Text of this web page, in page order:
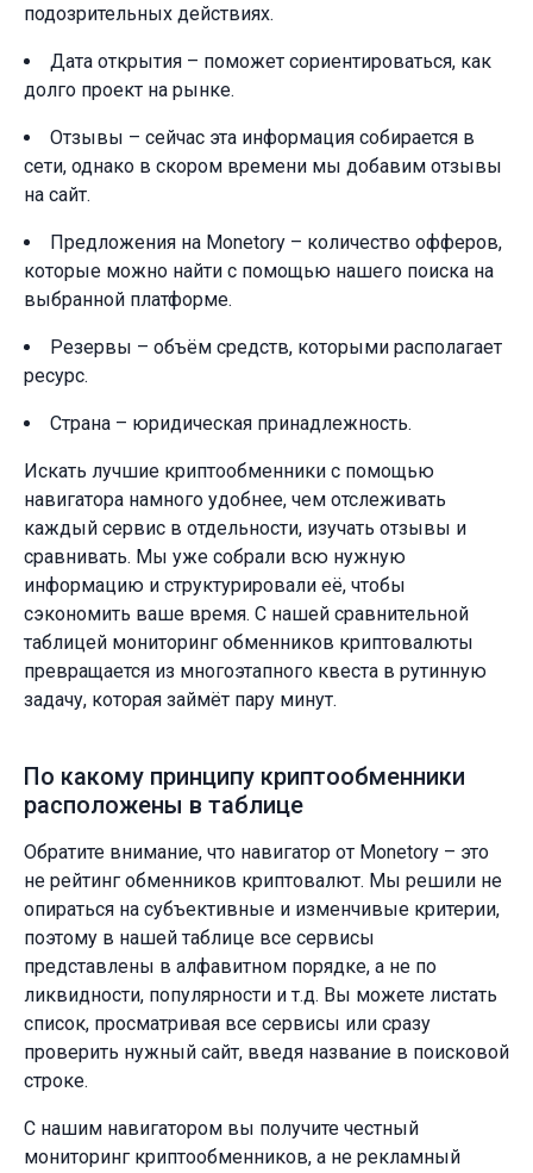
подозрительных действиях.
Дата открытия – поможет сориентироваться, как
долго проект на рынке.
Отзывы – сейчас эта информация собирается в
сети, однако в скором времени мы добавим отзывы
на сайт.
Предложения на Monetory – количество офферов,
которые можно найти с помощью нашего поиска на
выбранной платформе.
Резервы – объём средств, которыми располагает
ресурс.
Страна – юридическая принадлежность.
Искать лучшие криптообменники с помощью
навигатора намного удобнее, чем отслеживать
каждый сервис в отдельности, изучать отзывы и
сравнивать. Мы уже собрали всю нужную
информацию и структурировали её, чтобы
сэкономить ваше время. С нашей сравнительной
таблицей мониторинг обменников криптовалюты
превращается из многоэтапного квеста в рутинную
задачу, которая займёт пару минут.
По какому принципу криптообменники
расположены в таблице
Обратите внимание, что навигатор от Monetory – это
не рейтинг обменников криптовалют. Мы решили не
опираться на субъективные и изменчивые критерии,
поэтому в нашей таблице все сервисы
представлены в алфавитном порядке, а не по
ликвидности, популярности и т.д. Вы можете листать
список, просматривая все сервисы или сразу
проверить нужный сайт, введя название в поисковой
строке.
С нашим навигатором вы получите честный
мониторинг криптообменников, а не рекламный